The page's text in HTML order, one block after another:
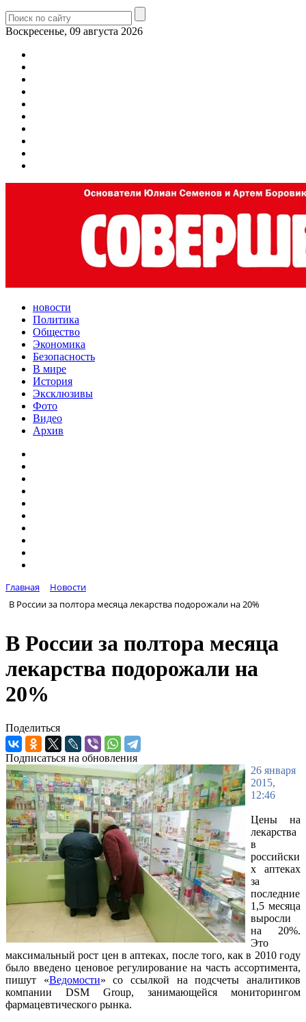
Воскресенье, 09 августа 2026
новости
Политика
Общество
Экономика
Безопасность
В мире
История
Эксклюзивы
Фото
Видео
Архив
Главная
Новости
В России за полтора месяца лекарства подорожали на 20%
В России за полтора месяца
лекарства подорожали на
20%
Поделиться
Подписаться на обновления
26 января
2015,
12:46
Цены на
лекарства
в
российски
х аптеках
за
последние
1,5 месяца
выросли
на 20%.
Это
максимальный рост цен в аптеках, после того, как в 2010 году
было введено ценовое регулирование на часть ассортимента,
пишут «Ведомости» со ссылкой на подсчеты аналитиков
компании DSM Group, занимающейся мониторингом
фармацевтического рынка.